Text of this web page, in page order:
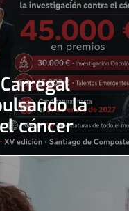
la
cáncer